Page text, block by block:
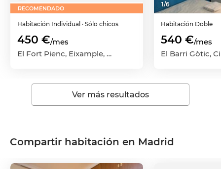
RECOMENDADO
Habitación Individual · Sólo chicos
450 €/mes
El Fort Pienc, Eixample, Barcelona Capital, Barcelona
1/6
Habitación Doble
540 €/mes
Ver más resultados
Compartir habitación en Madrid